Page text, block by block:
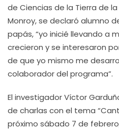
de Ciencias de la Tierra de la
Monroy, se declaró alumno
papás, “yo inicié llevando a
crecieron y se interesaron
de que yo mismo me
colaborador del programa”.
El investigador Víctor
de charlas con el tema
próximo sábado 7 de